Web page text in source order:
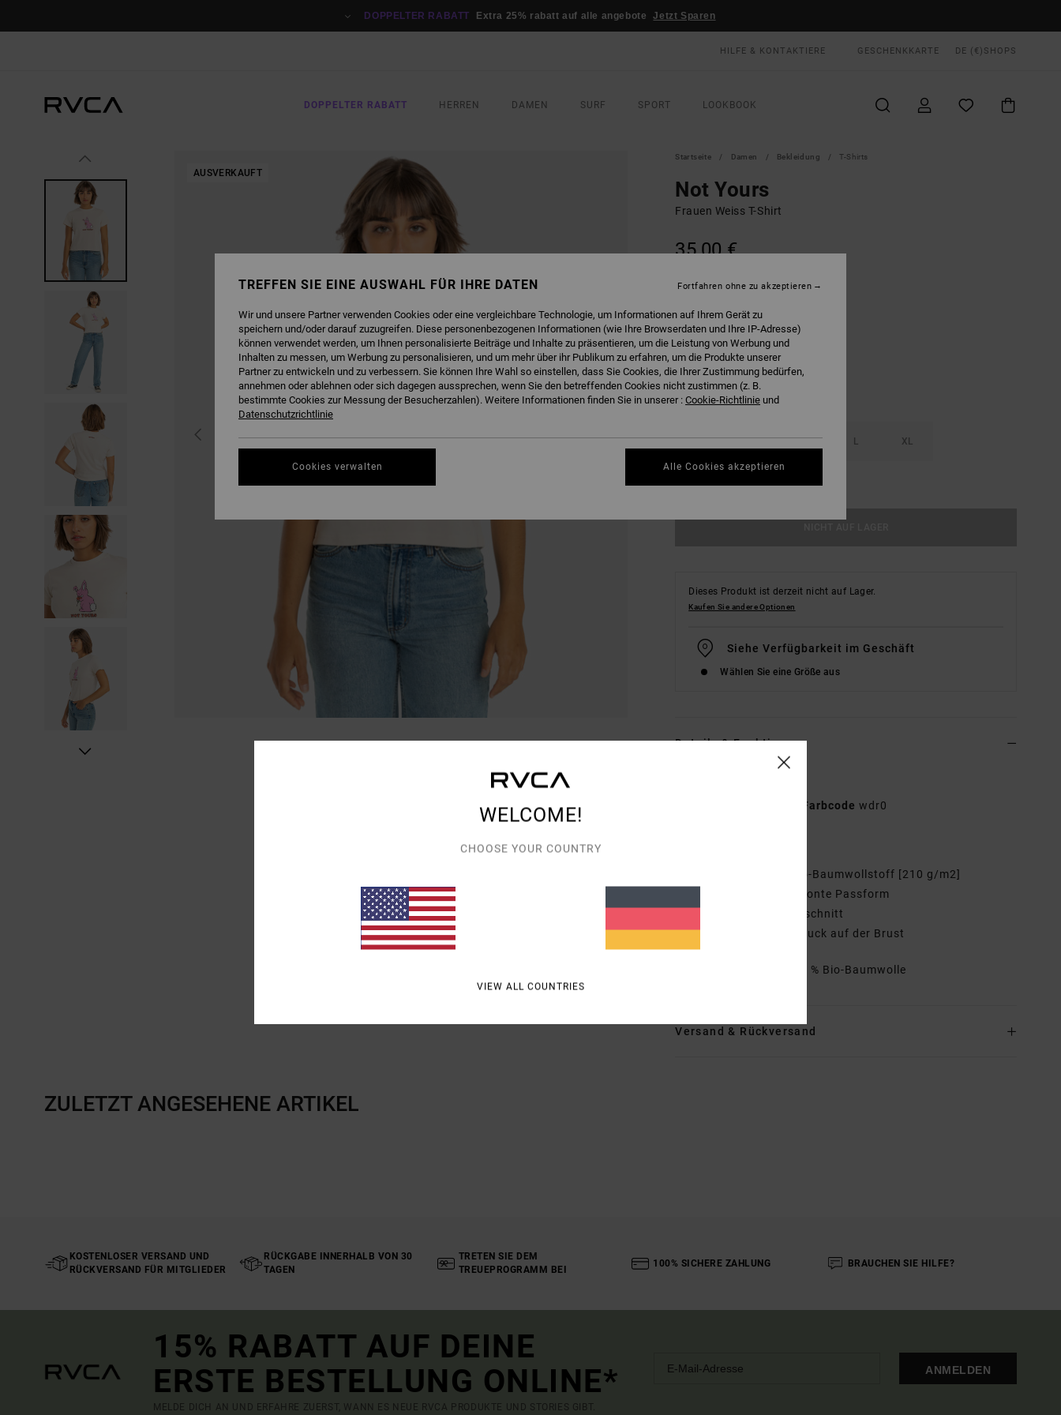
DOPPELTER RABATT Extra 25% rabatt auf alle angebote Jetzt Sparen
HILFE & KONTAKTIERE GESCHENKKARTE DE (€) SHOPS
DOPPELTER RABATT HERREN DAMEN SURF SPORT LOOKBOOK
AUSVERKAUFT
Startseite Damen Bekleidung T-Shirts
Not Yours
Frauen Weiss T-Shirt
35,00 €
FARBELatte
XS S M L XL
Dieses Produkt ist derzeit nicht auf Lager.
Kaufen Sie andere Optionen
Siehe Verfügbarkeit im Geschäft
Wählen Sie eine Größe aus
Details & Funktionen
Farbcode wdr0
100 % Bio-Baumwollstoff [210 g/m2]
Figurbetonte Passform
Rundhalsausschnitt
Logo:
Grafik-Siebdruck auf der Brust
100 % Bio-Baumwolle
Versand & Rückversand
ZULETZT ANGESEHENE ARTIKEL
KOSTENLOSER VERSAND UND
RÜCKVERSAND FÜR MITGLIEDER
RÜCKGABE INNERHALB VON 30
TAGEN
TRETEN SIE DEM
TREUEPROGRAMM BEI
100% SICHERE ZAHLUNG BRAUCHEN SIE HILFE?
15% RABATT AUF DEINE
ERSTE BESTELLUNG ONLINE*
MELDE DICH AN UND ERFAHRE ZUERST, WANN ES NEUE RVCA PRODUKTE UND STORIES GIBT.
ANMELDEN
WELCOME!
CHOOSE YOUR COUNTRY
VIEW ALL COUNTRIES
TREFFEN SIE EINE AUSWAHL FÜR IHRE DATEN
Wir und unsere Partner verwenden Cookies oder eine vergleichbare Technologie, um Informationen auf Ihrem Gerät zu
speichern und/oder darauf zuzugreifen. Diese personenbezogenen Informationen (wie Ihre Browserdaten und Ihre IP-Adresse)
können verwendet werden, um Ihnen personalisierte Beiträge und Inhalte zu präsentieren, um die Leistung von Werbung und
Inhalten zu messen, um Werbung zu personalisieren, und um mehr über ihr Publikum zu erfahren, um die Produkte unserer
Partner zu entwickeln und zu verbessern. Sie können Ihre Wahl so einstellen, dass Sie Cookies, die Ihrer Zustimmung bedürfen,
annehmen oder ablehnen oder sich dagegen aussprechen, wenn Sie den betreffenden Cookies nicht zustimmen (z. B.
bestimmte Cookies zur Messung der Besucherzahlen). Weitere Informationen finden Sie in unserer : Cookie-Richtlinie und
Datenschutzrichtlinie
Cookies verwalten
Fortfahren ohne zu akzeptieren
Alle Cookies akzeptieren